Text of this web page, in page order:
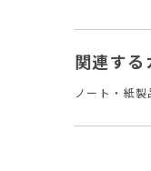
関連する
ノート・紙製